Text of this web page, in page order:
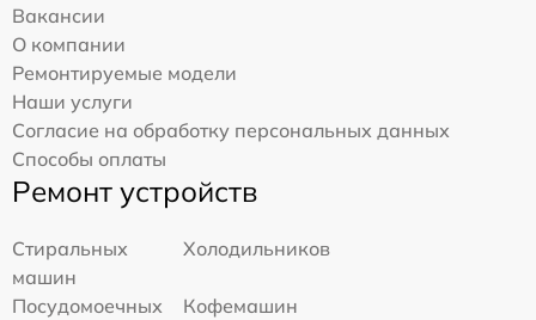
Вакансии
О компании
Ремонтируемые модели
Наши услуги
Согласие на обработку персональных данных
Способы оплаты
Ремонт устройств
Стиральных
машин
Холодильников
Посудомоечных
Кофемашин